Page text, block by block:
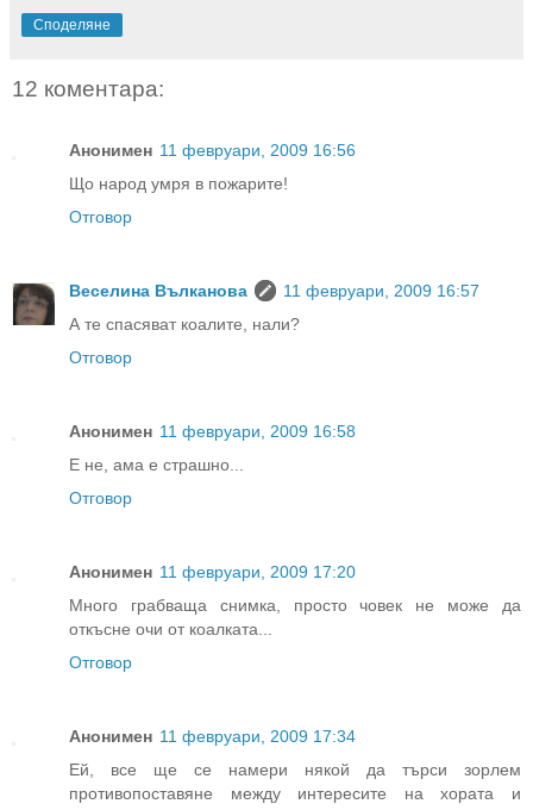
Споделяне
12 коментара:
Анонимен 11 февруари, 2009 16:56
Що народ умря в пожарите!
Отговор
Веселина Вълканова
11 февруари, 2009 16:57
А те спасяват коалите, нали?
Отговор
Анонимен 11 февруари, 2009 16:58
Е не, ама е страшно...
Отговор
Анонимен 11 февруари, 2009 17:20
Много грабваща снимка, просто човек не може да
откъсне очи от коалката...
Отговор
Анонимен 11 февруари, 2009 17:34
Ей, все ще се намери някой да търси зорлем
противопоставяне между интересите на хората и